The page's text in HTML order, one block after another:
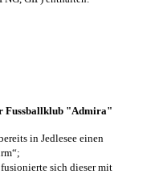
Fussballklub "Admira"
in Jedlesee einen
sich dieser mit